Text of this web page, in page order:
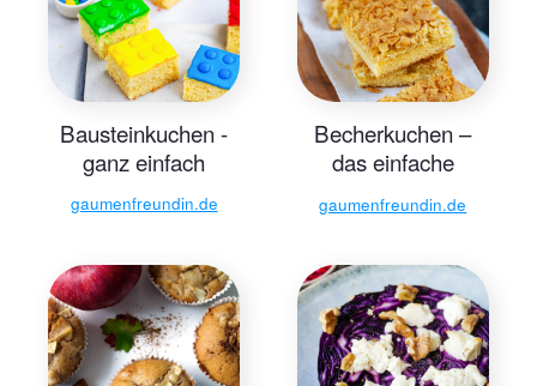
Bausteinkuchen -
ganz einfach
gaumenfreundin.de
Becherkuchen –
das einfache
gaumenfreundin.de